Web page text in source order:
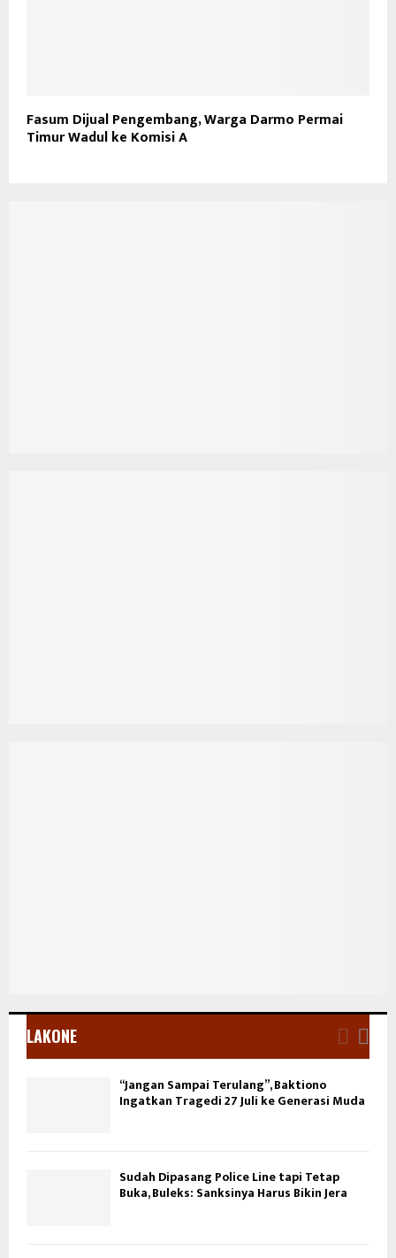
Fasum Dijual Pengembang, Warga Darmo Permai
Timur Wadul ke Komisi A
LAKONE
“Jangan Sampai Terulang”, Baktiono
Ingatkan Tragedi 27 Juli ke Generasi Muda
Sudah Dipasang Police Line tapi Tetap
Buka, Buleks: Sanksinya Harus Bikin Jera